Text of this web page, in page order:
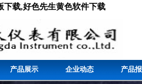
载,好色先生黄色软件下载
产品展示 企业动态 产品